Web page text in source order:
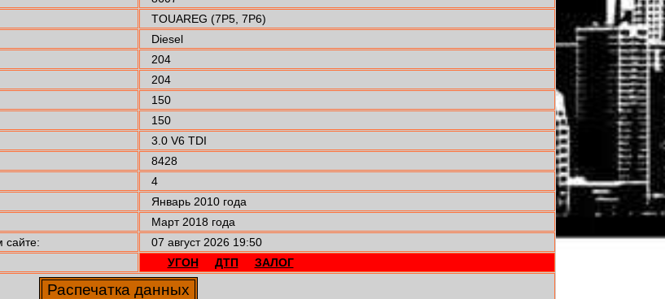
TOUAREG (7P5, 7P6)
Diesel
204
204
150
150
3.0 V6 TDI
8428
4
Январь 2010 года
Март 2018 года
07 август 2026 19:50
УГОН ДТП ЗАЛОГ